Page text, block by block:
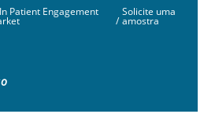
Patient Engagement
/
Solicite uma
amostra